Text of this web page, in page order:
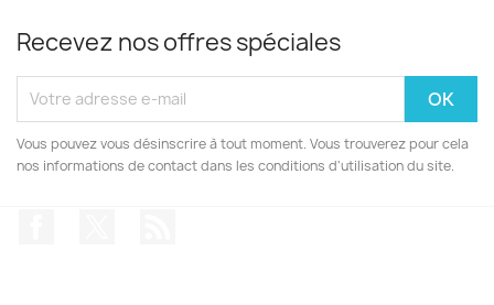
Recevez nos offres spéciales
Vous pouvez vous désinscrire à tout moment. Vous trouverez pour cela
nos informations de contact dans les conditions d'utilisation du site.